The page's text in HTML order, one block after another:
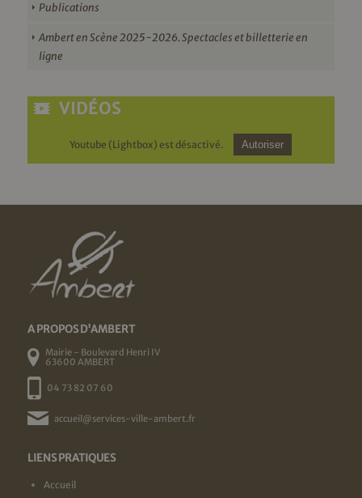
Publications
Ambert en Scène 2025-2026. Spectacles et billetterie en
ligne
VIDÉOS
Youtube (Lightbox) est désactivé. Autoriser
A PROPOS D'AMBERT
Mairie - Boulevard Henri IV
63600 AMBERT
04 73 82 07 60
accueil@services-ville-ambert.fr
LIENS PRATIQUES
Accueil